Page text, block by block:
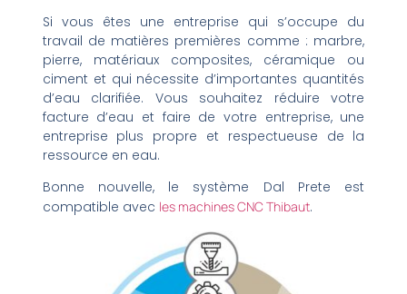
Si vous êtes une entreprise qui s’occupe du
travail de matières premières comme : marbre,
pierre, matériaux composites, céramique ou
ciment et qui nécessite d’importantes quantités
d’eau clarifiée. Vous souhaitez réduire votre
facture d’eau et faire de votre entreprise, une
entreprise plus propre et respectueuse de la
ressource en eau.
Bonne nouvelle, le système Dal Prete est
compatible avec les machines CNC Thibaut.